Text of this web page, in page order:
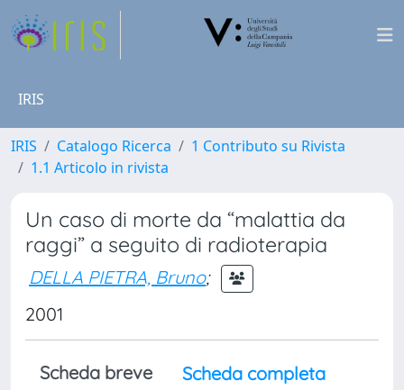
IRIS
IRIS Catalogo Ricerca
1 Contributo su Rivista
1.1 Articolo in rivista
Un caso di morte da “malattia da
raggi” a seguito di radioterapia
DELLA PIETRA, Bruno;
2001
Scheda breve
Scheda completa